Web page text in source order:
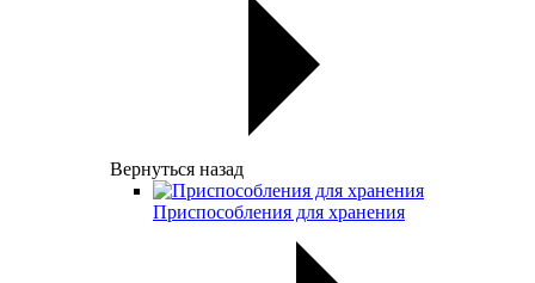
Вернуться назад
Приспособления для хранения